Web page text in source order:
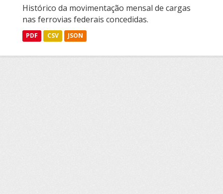
Histórico da movimentação mensal de cargas
nas ferrovias federais concedidas.
PDF CSV JSON